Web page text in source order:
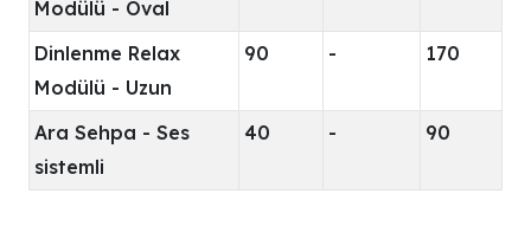
Modülü - Oval
Dinlenme Relax
Modülü - Uzun
90 - 170
Ara Sehpa - Ses
sistemli
40 - 90